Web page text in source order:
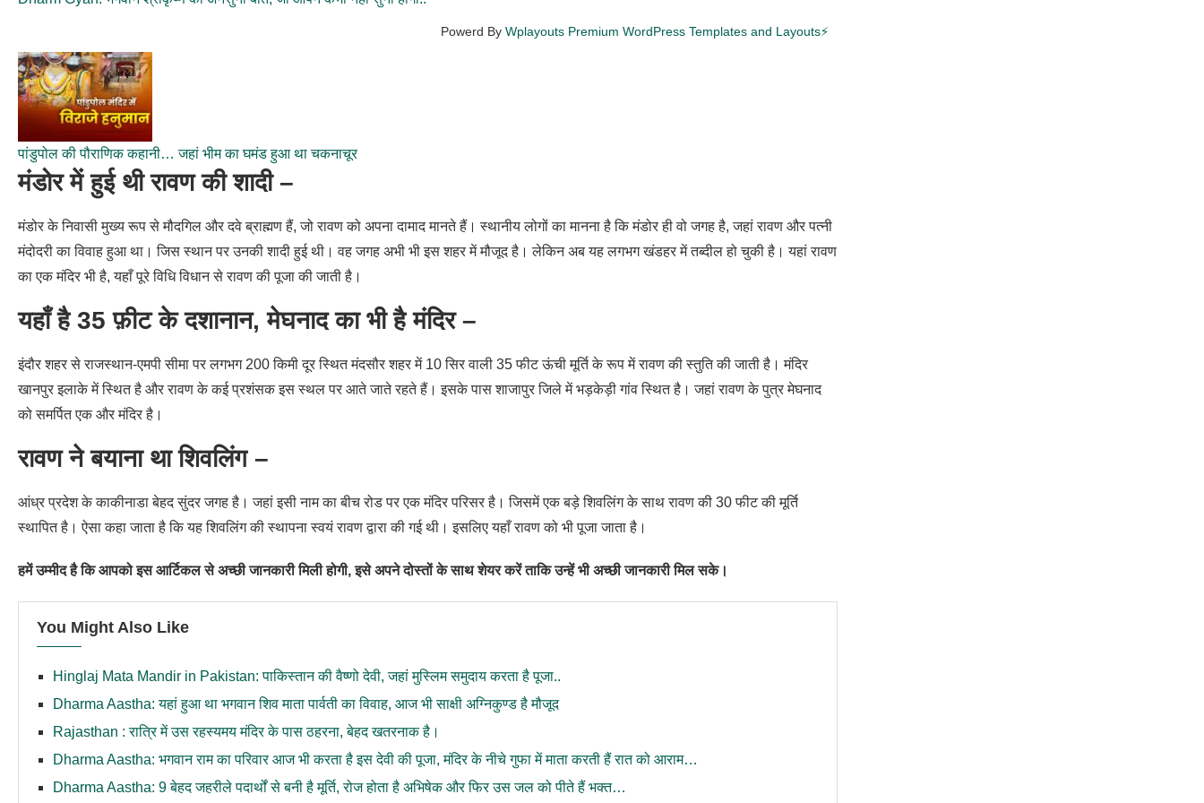
Powerd By Wplayouts Premium WordPress Templates and Layouts⚡
पांडुपोल की पौराणिक कहानी… जहां भीम का घमंड हुआ था चकनाचूर
मंडोर में हुई थी रावण की शादी –
मंडोर के निवासी मुख्य रूप से मौदगिल और दवे ब्राह्मण हैं, जो रावण को अपना दामाद मानते हैं। स्थानीय लोगों का मानना है कि मंडोर ही वो जगह है, जहां रावण और पत्नी
मंदोदरी का विवाह हुआ था। जिस स्थान पर उनकी शादी हुई थी। वह जगह अभी भी इस शहर में मौजूद है। लेकिन अब यह लगभग खंडहर में तब्दील हो चुकी है। यहां रावण
का एक मंदिर भी है, यहाँ पूरे विधि विधान से रावण की पूजा की जाती है।
यहाँ है 35 फ़ीट के दशानान, मेघनाद का भी है मंदिर –
इंदौर शहर से राजस्थान-एमपी सीमा पर लगभग 200 किमी दूर स्थित मंदसौर शहर में 10 सिर वाली 35 फीट ऊंची मूर्ति के रूप में रावण की स्तुति की जाती है। मंदिर
खानपुर इलाके में स्थित है और रावण के कई प्रशंसक इस स्थल पर आते जाते रहते हैं। इसके पास शाजापुर जिले में भड़केड़ी गांव स्थित है। जहां रावण के पुत्र मेघनाद
को समर्पित एक और मंदिर है।
रावण ने बयाना था शिवलिंग –
आंध्र प्रदेश के काकीनाडा बेहद सुंदर जगह है। जहां इसी नाम का बीच रोड पर एक मंदिर परिसर है। जिसमें एक बड़े शिवलिंग के साथ रावण की 30 फीट की मूर्ति
स्थापित है। ऐसा कहा जाता है कि यह शिवलिंग की स्थापना स्वयं रावण द्वारा की गई थी। इसलिए यहाँ रावण को भी पूजा जाता है।
हमें उम्मीद है कि आपको इस आर्टिकल से अच्छी जानकारी मिली होगी, इसे अपने दोस्तों के साथ शेयर करें ताकि उन्हें भी अच्छी जानकारी मिल सके।
You Might Also Like
Hinglaj Mata Mandir in Pakistan: पाकिस्तान की वैष्णो देवी, जहां मुस्लिम समुदाय करता है पूजा..
Dharma Aastha: यहां हुआ था भगवान शिव माता पार्वती का विवाह, आज भी साक्षी अग्निकुण्ड है मौजूद
Rajasthan : रात्रि में उस रहस्यमय मंदिर के पास ठहरना, बेहद खतरनाक है।
Dharma Aastha: भगवान राम का परिवार आज भी करता है इस देवी की पूजा, मंदिर के नीचे गुफा में माता करती हैं रात को आराम…
Dharma Aastha: 9 बेहद जहरीले पदार्थों से बनी है मूर्ति, रोज होता है अभिषेक और फिर उस जल को पीते हैं भक्त…